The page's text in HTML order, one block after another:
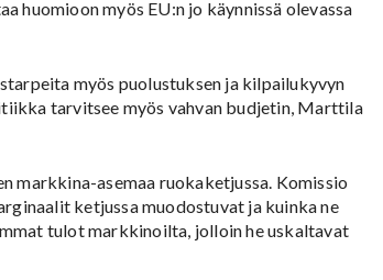
huomioon myös EU:n jo käynnissä olevassa
myös puolustuksen ja kilpailukyvyn
tarvitsee myös vahvan budjetin, Marttila
markkina-asemaa ruokaketjussa. Komissio
ketjussa muodostuvat ja kuinka ne
tulot markkinoilta, jolloin he uskaltavat